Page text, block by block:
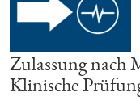
Zulassung nach
Klinische